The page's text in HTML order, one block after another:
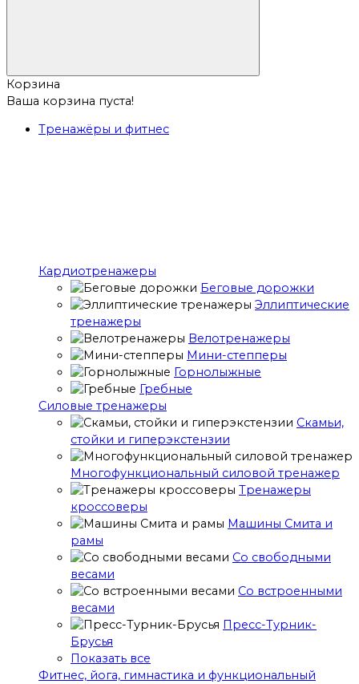
Корзина
Ваша корзина пуста!
Тренажёры и фитнес
Кардиотренажеры
Беговые дорожки
Эллиптические
тренажеры
Велотренажеры
Мини-степперы
Горнолыжные
Гребные
Cиловые тренажеры
Скамьи,
стойки и гиперэкстензии
Многофункциональный силовой тренажер
Тренажеры
кроссоверы
Машины Смита и
рамы
Со свободными
весами
Со встроенными
весами
Пресс-Турник-
Брусья
Показать все
Фитнес, йога, гимнастика и функциональный